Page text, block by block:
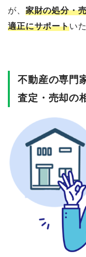
が、 家財の処分・
適正にサポートい
不動産の専門
査定・売却の